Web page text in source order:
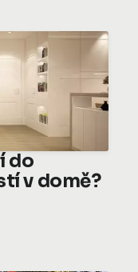
do
v domě?